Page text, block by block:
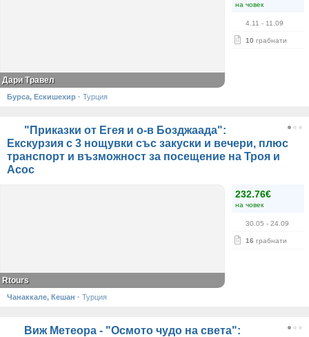
на човек
4.11 - 11.09
10 грабнати
Дари Травел
Бурса, Ескишехир · Турция
"Приказки от Егея и о-в Бозджаада":
Екскурзия с 3 нощувки със закуски и вечери, плюс
транспорт и възможност за посещение на Троя и
Асос
232.76€
на човек
30.05 - 24.09
16 грабнати
Rtours
Чанаккале, Кешан · Турция
Виж Метеора - "Осмото чудо на света":